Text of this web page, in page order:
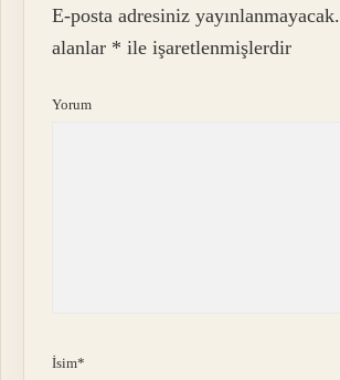
E-posta adresiniz yayınlanmayacak.
alanlar * ile işaretlenmişlerdir
Yorum
İsim*